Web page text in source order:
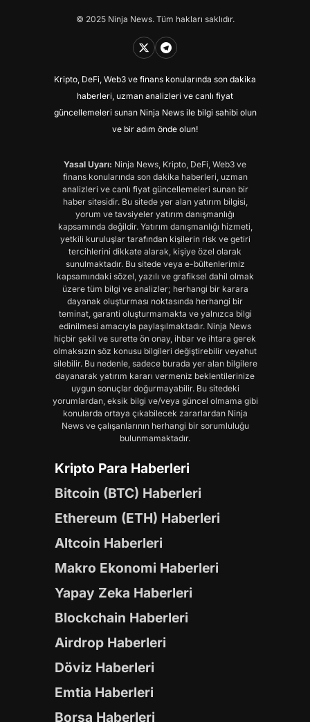
© 2025 Ninja News. Tüm hakları saklıdır.
Kripto, DeFi, Web3 ve finans konularında son dakika
haberleri, uzman analizleri ve canlı fiyat
güncellemeleri sunan Ninja News ile bilgi sahibi olun
ve bir adım önde olun!
Yasal Uyarı: Ninja News, Kripto, DeFi, Web3 ve
finans konularında son dakika haberleri, uzman
analizleri ve canlı fiyat güncellemeleri sunan bir
haber sitesidir. Bu sitede yer alan yatırım bilgisi,
yorum ve tavsiyeler yatırım danışmanlığı
kapsamında değildir. Yatırım danışmanlığı hizmeti,
yetkili kuruluşlar tarafından kişilerin risk ve getiri
tercihlerini dikkate alarak, kişiye özel olarak
sunulmaktadır. Bu sitede veya e-bültenlerimiz
kapsamındaki sözel, yazılı ve grafiksel dahil olmak
üzere tüm bilgi ve analizler; herhangi bir karara
dayanak oluşturması noktasında herhangi bir
teminat, garanti oluşturmamakta ve yalnızca bilgi
edinilmesi amacıyla paylaşılmaktadır. Ninja News
hiçbir şekil ve surette ön onay, ihbar ve ihtara gerek
olmaksızın söz konusu bilgileri değiştirebilir veyahut
silebilir. Bu nedenle, sadece burada yer alan bilgilere
dayanarak yatırım kararı vermeniz beklentilerinize
uygun sonuçlar doğurmayabilir. Bu sitedeki
yorumlardan, eksik bilgi ve/veya güncel olmama gibi
konularda ortaya çıkabilecek zararlardan Ninja
News ve çalışanlarının herhangi bir sorumluluğu
bulunmamaktadır.
Kripto Para Haberleri
Bitcoin (BTC) Haberleri
Ethereum (ETH) Haberleri
Altcoin Haberleri
Makro Ekonomi Haberleri
Yapay Zeka Haberleri
Blockchain Haberleri
Airdrop Haberleri
Döviz Haberleri
Emtia Haberleri
Borsa Haberleri